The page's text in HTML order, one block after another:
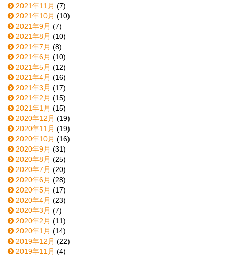
2021年11月 (7)
2021年10月 (10)
2021年9月 (7)
2021年8月 (10)
2021年7月 (8)
2021年6月 (10)
2021年5月 (12)
2021年4月 (16)
2021年3月 (17)
2021年2月 (15)
2021年1月 (15)
2020年12月 (19)
2020年11月 (19)
2020年10月 (16)
2020年9月 (31)
2020年8月 (25)
2020年7月 (20)
2020年6月 (28)
2020年5月 (17)
2020年4月 (23)
2020年3月 (7)
2020年2月 (11)
2020年1月 (14)
2019年12月 (22)
2019年11月 (4)